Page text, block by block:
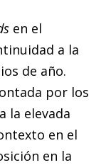
en el
a la
de año.
por los
la elevada
en el
en la